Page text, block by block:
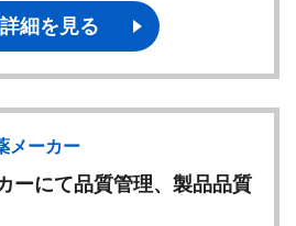
詳細を見る
メーカー
ーにて品質管理、製品品質